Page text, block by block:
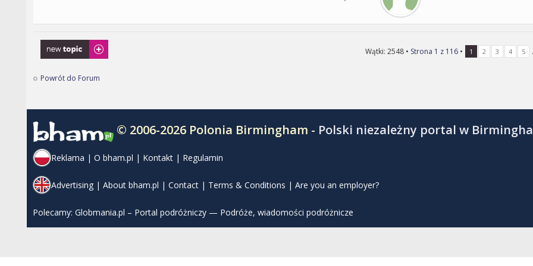
Napisz wątek
Wątki: 2548 • Strona 1 z 116 • 1 2 3 4 5
Powrót do Forum
© 2006-2026 Polonia Birmingham - Polski niezależny portal w
Reklama | O bham.pl | Kontakt | Regulamin
Advertising | About bham.pl | Contact | Terms & Conditions | Are you an employer?
Polecamy: Globmania.pl – Portal podróżniczy — Podróże, wiadomości podróżnicze